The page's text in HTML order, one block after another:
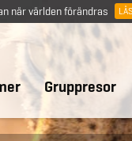
när världen förändras
Gruppresor